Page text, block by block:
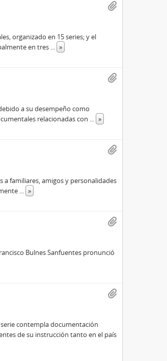
organizado en 15 series; y el
en tres ... »
a su desempeño como
relacionadas con ... »
a familiares, amigos y personalidades
... »
Bulnes Sanfuentes pronunció
contempla documentación
de su instrucción tanto en el país